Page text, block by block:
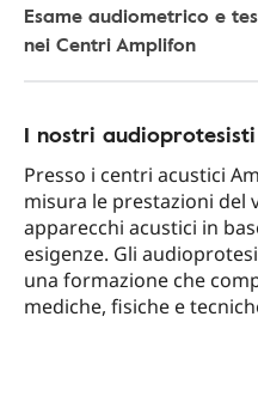
Esame audiometrico e
nei Centri Amplifon
I nostri
Presso i centri acustici
misura le prestazioni del
apparecchi acustici in
esigenze. Gli
una formazione che
mediche, fisiche e